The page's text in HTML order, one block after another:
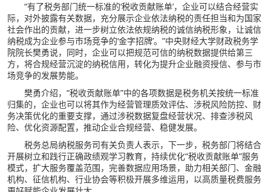
“有了税务部门统一标准的‘税收贡献账单’，企业可以结合经营实
际，对外披露有关数据，充分展示企业依法纳税的责任担当和为国家
社会作出的贡献，进一步树立依法依规纳税的诚信纳税形象，让诚信
纳税成为企业参与市场竞争的‘金字招牌’。”中央财经大学财政税务学
院院长樊勇说，同时，企业可以把规范可信的纳税数据提供给第三
方，将合规经营沉淀的纳税信用，转化为提升企业融资授信、参与市
场竞争的发展势能。
樊勇介绍，“税收贡献账单”中的各项数据是税务机关按统一标准
归集的，企业也可以将其作为经营管理质效评估、涉税风险防控、财
务决策优化的重要支撑，通过涉税数据复盘经营状况、排查涉税风
险、优化资源配置，推动企业合规经营、稳健发展。
税务总局纳税服务司有关负责人表示，下一步，税务部门将结合
开展树立和践行正确政绩观学习教育，持续优化“税收贡献账单”服务
模式，扩大服务覆盖范围，完善数据应用场景，助力相关部门、金融
机构、征信机构、行业协会等积极开展多维运用，以高质量税费服务